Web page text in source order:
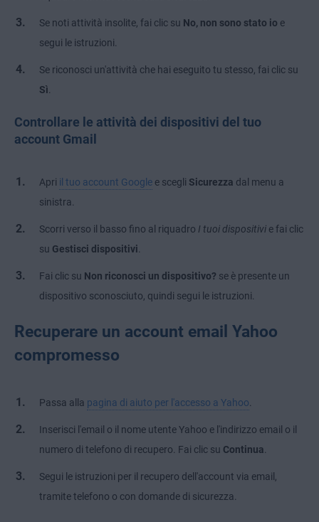
Se noti attività insolite, fai clic su No, non sono stato io e
segui le istruzioni.
Se riconosci un'attività che hai eseguito tu stesso, fai clic su
Sì.
Controllare le attività dei dispositivi del tuo
account Gmail
Apri il tuo account Google e scegli Sicurezza dal menu a
sinistra.
Scorri verso il basso fino al riquadro I tuoi dispositivi e fai clic
su Gestisci dispositivi.
Fai clic su Non riconosci un dispositivo? se è presente un
dispositivo sconosciuto, quindi segui le istruzioni.
Recuperare un account email Yahoo
compromesso
Passa alla pagina di aiuto per l'accesso a Yahoo.
Inserisci l'email o il nome utente Yahoo e l'indirizzo email o il
numero di telefono di recupero. Fai clic su Continua.
Segui le istruzioni per il recupero dell'account via email,
tramite telefono o con domande di sicurezza.